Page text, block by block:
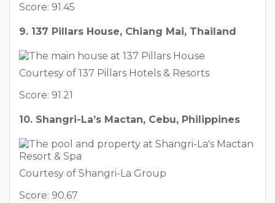
Score: 91.45
9. 137 Pillars House, Chiang Mai, Thailand
Courtesy of 137 Pillars Hotels & Resorts
Score: 91.21
10. Shangri-La’s Mactan, Cebu, Philippines
Courtesy of Shangri-La Group
Score: 90.67